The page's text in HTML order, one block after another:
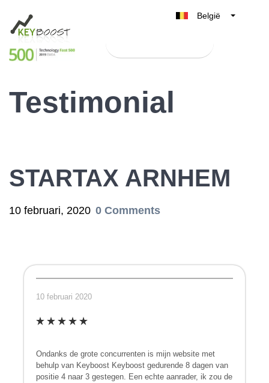
België
Nederland
Testimonial
STARTAX ARNHEM
10 februari, 2020 0 Comments
10 februari 2020
Ondanks de grote concurrenten is mijn website met
behulp van Keyboost Keyboost gedurende 8 dagen van
positie 4 naar 3 gestegen. Een echte aanrader, ik zou de